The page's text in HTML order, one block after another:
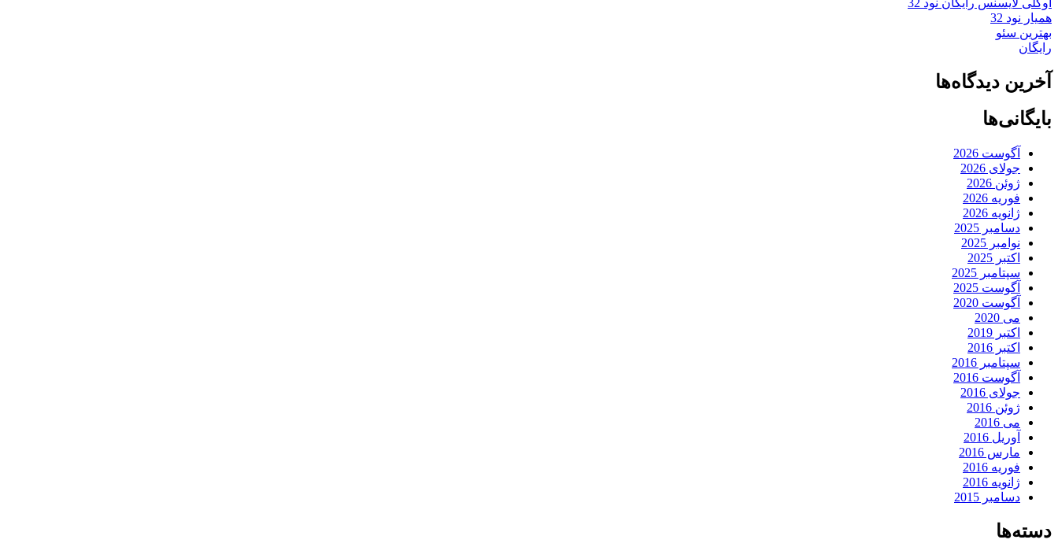
همیار نود 32
بهترین سئو
رایگان
آخرین دیدگاه‌ها
بایگانی‌ها
آگوست 2026
جولای 2026
ژوئن 2026
فوریه 2026
ژانویه 2026
دسامبر 2025
نوامبر 2025
اکتبر 2025
سپتامبر 2025
آگوست 2025
آگوست 2020
می 2020
اکتبر 2019
اکتبر 2016
سپتامبر 2016
آگوست 2016
جولای 2016
ژوئن 2016
می 2016
آوریل 2016
مارس 2016
فوریه 2016
ژانویه 2016
دسامبر 2015
دسته‌ها